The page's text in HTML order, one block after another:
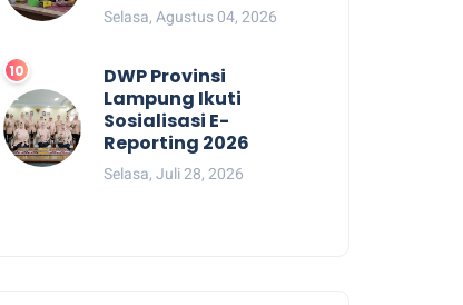
Selasa, Agustus 04, 2026
DWP Provinsi
Lampung Ikuti
Sosialisasi E-
Reporting 2026
Selasa, Juli 28, 2026